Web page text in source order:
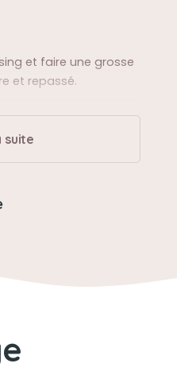
et faire une grosse
et repassé.
suite